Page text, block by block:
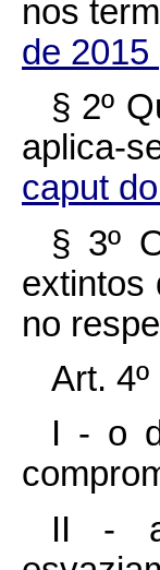
nos
de 2015
§ 2º
aplica-
caput
§ 3º
extintos
no
Art.
I - o
II - a